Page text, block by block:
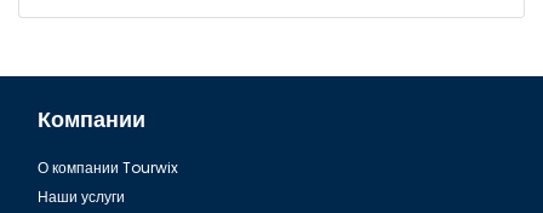
Компании
О компании Tourwix
Наши услуги